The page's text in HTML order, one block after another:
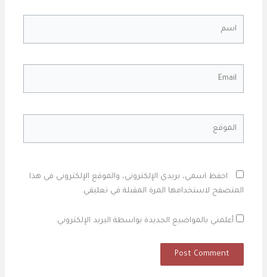
احفظ اسمي، بريدي الإلكتروني، والموقع الإلكتروني في هذا
المتصفح لاستخدامها المرة المقبلة في تعليقي.
أعلمني بالمواضيع الجديدة بواسطة البريد الإلكتروني.